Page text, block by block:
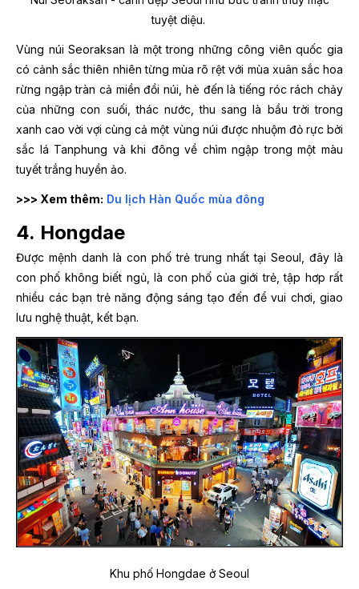
tuyệt diệu.
Vùng núi Seoraksan là một trong những công viên quốc gia
có cảnh sắc thiên nhiên từng mùa rõ rệt với mùa xuân sắc hoa
rừng ngập tràn cả miền đồi núi, hè đến là tiếng róc rách chảy
của những con suối, thác nước, thu sang là bầu trời trong
xanh cao vời vợi cùng cả một vùng núi được nhuộm đỏ rực bởi
sắc lá Tanphung và khi đông về chìm ngập trong một màu
tuyết trắng huyền ảo.
>>> Xem thêm: Du lịch Hàn Quốc mùa đông
4. Hongdae
Được mệnh danh là con phố trẻ trung nhất tại Seoul, đây là
con phố không biết ngủ, là con phố của giới trẻ, tập hơp rất
nhiều các bạn trẻ năng động sáng tạo đến để vui chơi, giao
lưu nghệ thuật, kết bạn.
Khu phố Hongdae ở Seoul